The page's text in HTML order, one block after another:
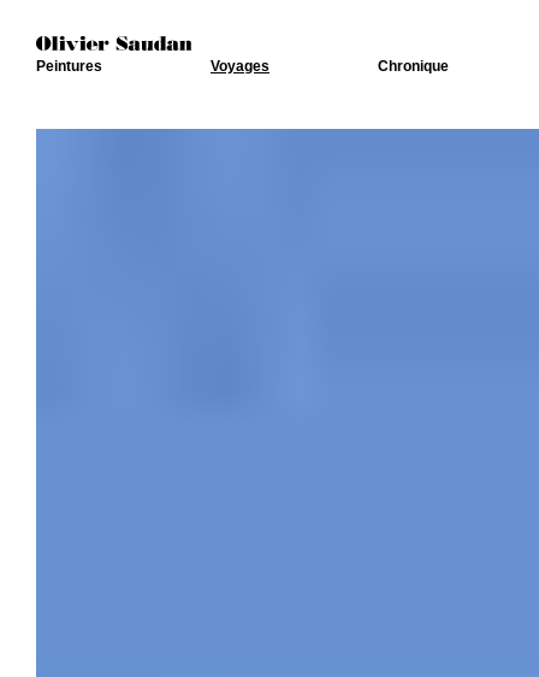
Peintures Voyages Chronique